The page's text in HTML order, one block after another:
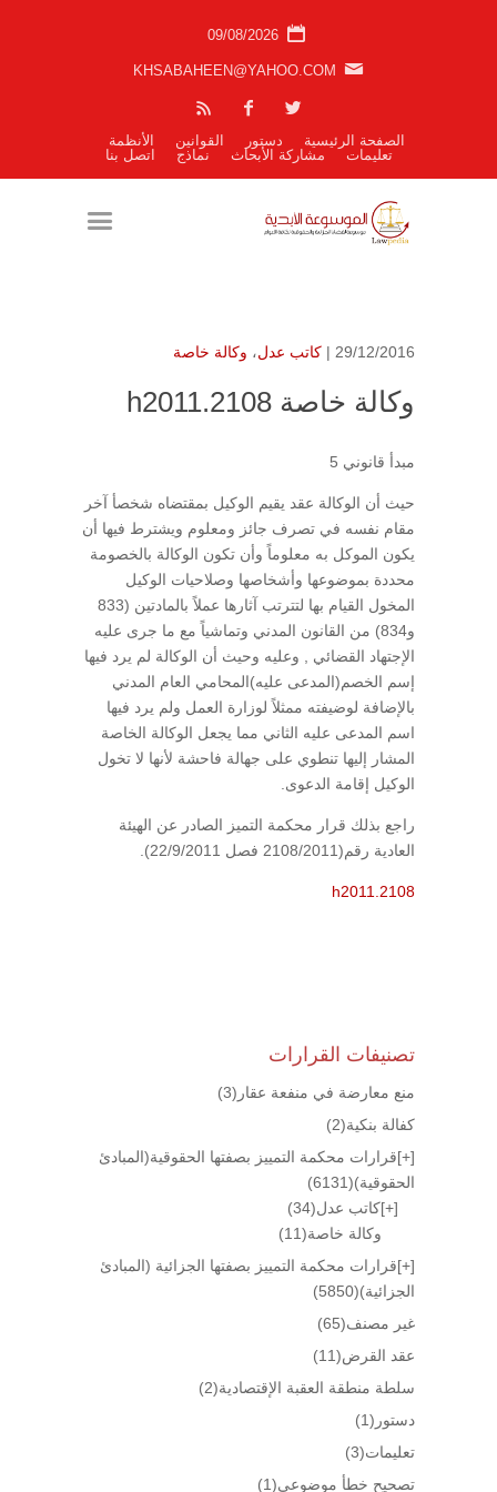
09/08/2026
KHSABAHEEN@YAHOO.COM
الصفحة الرئيسية دستور القوانين
الأنظمة
تعليمات
مشاركة الأبحاث نماذج اتصل بنا
29/12/2016 | كاتب عدل، وكالة خاصة
وكالة خاصة h2011.2108
مبدأ قانوني 5
حيث أن الوكالة عقد يقيم الوكيل بمقتضاه شخصأ آخر
مقام نفسه في تصرف جائز ومعلوم ويشترط فيها أن
يكون الموكل به معلوماً وأن تكون الوكالة بالخصومة
محددة بموضوعها وأشخاصها وصلاحيات الوكيل
المخول القيام بها لتترتب آثارها عملاً بالمادتين (833
و834) من القانون المدني وتماشياً مع ما جرى عليه
الإجتهاد القضائي , وعليه وحيث أن الوكالة لم يرد فيها
إسم الخصم(المدعى عليه)المحامي العام المدني
بالإضافة لوضيفته ممثلاً لوزارة العمل ولم يرد فيها
اسم المدعى عليه الثاني مما يجعل الوكالة الخاصة
المشار إليها تنطوي على جهالة فاحشة لأنها لا تخول
الوكيل إقامة الدعوى.
راجع بذلك قرار محكمة التميز الصادر عن الهيئة
العادية رقم(2108/2011 فصل 22/9/2011).
h2011.2108
تصنيفات القرارات
منع معارضة في منفعة عقار (3)
كفالة بنكية(2)
[+]قرارات محكمة التمييز بصفتها الحقوقية(المبادئ
الحقوقية)(6131)
[+]كاتب عدل(34)
وكالة خاصة(11)
[+]قرارات محكمة التمييز بصفتها الجزائية (المبادئ
الجزائية)(5850)
غير مصنف(65)
عقد القرض(11)
سلطة منطقة العقبة الإقتصادية(2)
دستور (1)
تعليمات(3)
تصحيح خطأ موضوعي(1)